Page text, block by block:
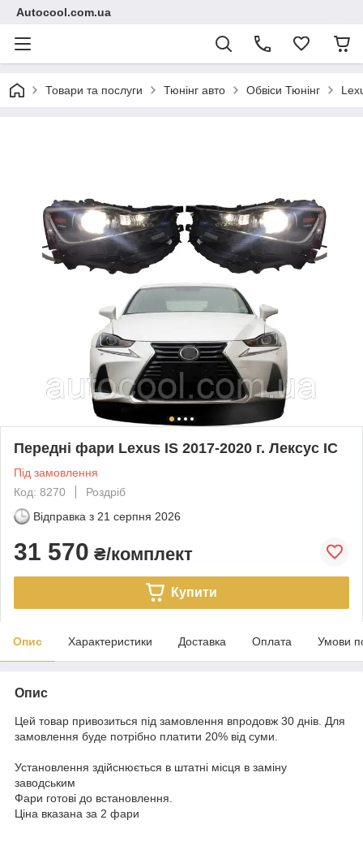
Autocool.com.ua
Товари та послуги Тюнінг авто Обвіси Тюнінг
Передні фари Lexus IS 2017-2020 г. Лексус ІС
Під замовлення
Код: 8270
Роздріб
Відправка з 21 серпня 2026
31 570 ₴/комплект
Купити
Опис Характеристики Доставка Оплата Умови
Опис
Цей товар привозиться під замовлення впродовж 30 днів. Для
замовлення буде потрібно платити 20% від суми.
Установлення здійснюється в штатні місця в заміну
заводським
Фари готові до встановлення.
Ціна вказана за 2 фари